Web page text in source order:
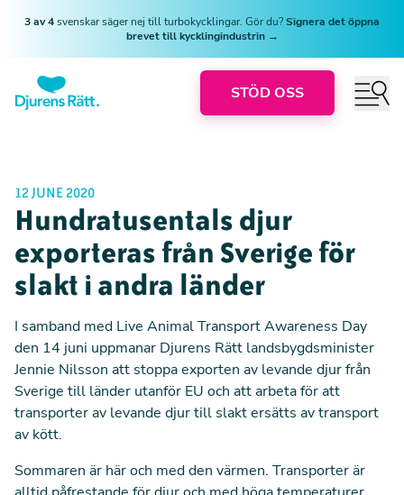
3 av 4svenskar säger nej till turbokycklingar. Gör du?Signera det öppna
brevet till kycklingindustrin →
STÖD OSS
12 JUNE 2020
Hundratusentals djur
exporteras från Sverige för
slakt i andra länder
I samband med Live Animal Transport Awareness Day
den 14 juni uppmanar Djurens Rätt landsbygdsminister
Jennie Nilsson att stoppa exporten av levande djur från
Sverige till länder utanför EU och att arbeta för att
transporter av levande djur till slakt ersätts av transport
av kött.
Sommaren är här och med den värmen. Transporter är